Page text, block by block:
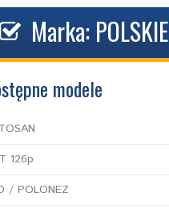
Marka: POLSKIE
modele
126p
/ POLONEZ